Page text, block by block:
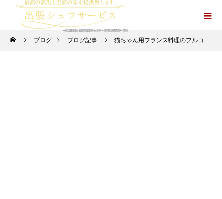
ブログ ブログ記事 猫ちゃん用フランス料理のフルコース＜スープ＞